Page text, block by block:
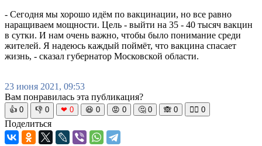
- Сегодня мы хорошо идём по вакцинации, но все равно
наращиваем мощности. Цель - выйти на 35 - 40 тысяч вакцин
в сутки. И нам очень важно, чтобы было понимание среди
жителей. Я надеюсь каждый поймёт, что вакцина спасает
жизнь, - сказал губернатор Московской области.
23 июня 2021, 09:53
Вам понравилась эта публикация?
👍 0 👎 0 ❤ 0 😆 0 😡 0 🤔 0 🙈 0 🧘‍♀️ 0
Поделиться